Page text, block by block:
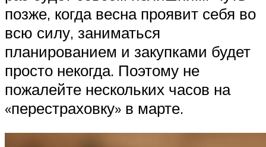
позже, когда весна проявит себя во
всю силу, заниматься
планированием и закупками будет
просто некогда. Поэтому не
пожалейте нескольких часов на
«перестраховку» в марте.